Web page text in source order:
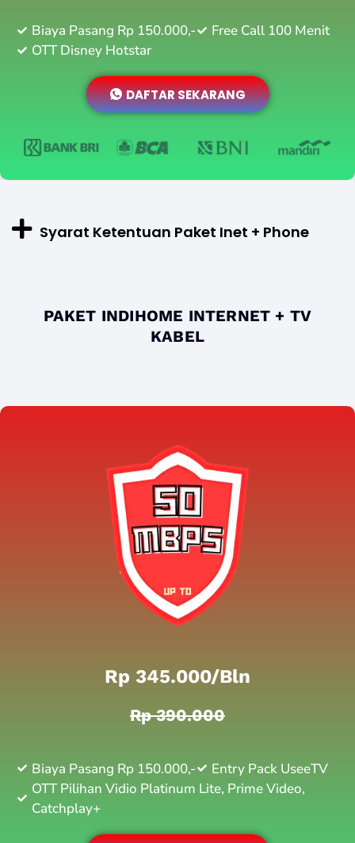
Biaya Pasang Rp 150.000,-
Free Call 100 Menit
OTT Disney Hotstar
DAFTAR SEKARANG
Syarat Ketentuan Paket Inet + Phone
PAKET INDIHOME INTERNET + TV
KABEL
Rp 345.000/bln
Rp 390.000
Biaya Pasang Rp 150.000,-
Entry Pack UseeTV
OTT Pilihan Vidio Platinum Lite, Prime Video,
Catchplay+